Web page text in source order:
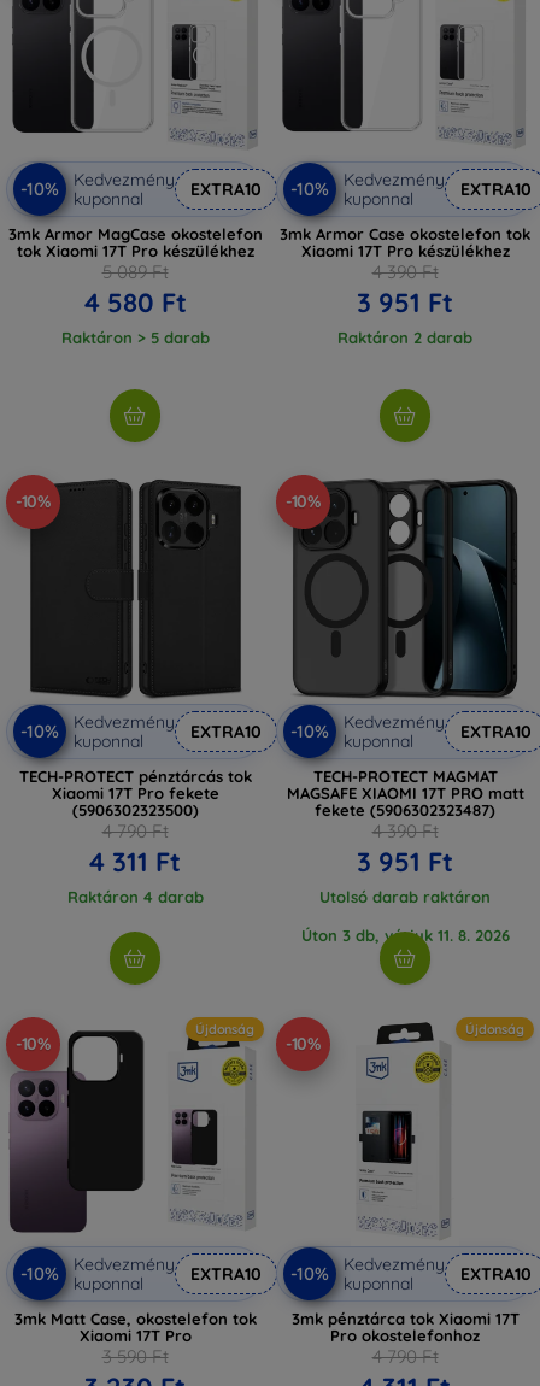
-10%
Kedvezmény
kuponnal
EXTRA10
3mk Armor MagCase okostelefon
tok Xiaomi 17T Pro készülékhez
5 089 Ft
4 580 Ft
Raktáron > 5 darab
-10%
Kedvezmény
kuponnal
EXTRA10
3mk Armor Case okostelefon tok
Xiaomi 17T Pro készülékhez
4 390 Ft
3 951 Ft
Raktáron 2 darab
-10%
-10%
Kedvezmény
kuponnal
EXTRA10
TECH-PROTECT pénztárcás tok
Xiaomi 17T Pro fekete
(5906302323500)
4 790 Ft
4 311 Ft
Raktáron 4 darab
-10%
-10%
Kedvezmény
kuponnal
EXTRA10
TECH-PROTECT MAGMAT
MAGSAFE XIAOMI 17T PRO matt
fekete (5906302323487)
4 390 Ft
3 951 Ft
Utolsó darab raktáron
Úton 3 db, várjuk 11. 8. 2026
-10%
Újdonság
-10%
Kedvezmény
kuponnal
EXTRA10
3mk Matt Case, okostelefon tok
Xiaomi 17T Pro
3 590 Ft
-10%
Újdonság
-10%
Kedvezmény
kuponnal
EXTRA10
3mk pénztárca tok Xiaomi 17T
Pro okostelefonhoz
4 790 Ft